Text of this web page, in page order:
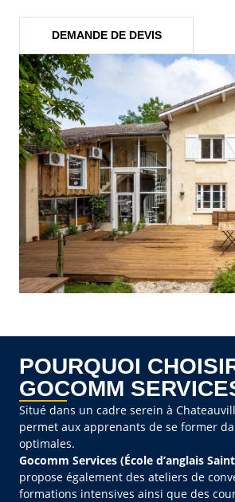
DEMANDE DE DEVIS
POURQUOI
GOCOMM
Situé dans un cadre serein à
permet aux apprenants de se former
optimales.
Gocomm Services (École d’anglais
propose également des ateliers de
formations intensives ainsi que des